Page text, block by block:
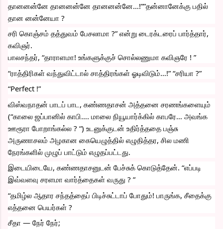
தானனன்னே தானனன்னே தானனன்னே…!””தன்னானேக்கு பதில்
தான னன்னேயா ?
சரி கொஞ்சம் தத்துவம் பேசலாமா ?” என்று டைரக்டரைப் பார்த்தார்,
கவிஞர்.
பாலசந்தர், “தாராளமா! உங்களுக்குச் சொல்லணுமா கவிஞரே ! ”
“ராத்திரிகள் வந்துவிட்டால் சாத்திரங்கள் ஓடிவிடும்…!” “சரியா ?”
“Perfect !”
விஸ்வநாதன் பாடப் பாட, கண்ணதாசன் அத்தனை சரணங்களையும்
(“காலை ஜப்பானில் காபி…. மாலை நியூயார்க்கில் காபரே… அவங்க
ஊரூரா போறாங்கல்ல ? “) உடனுக்குடன் உதிர்த்ததை பஞ்சு
அருணாசலம் அழகான கையெழுத்தில் எழுதித்தர, சில மணி
நேரங்களில் முழுப் பாட்டும் எழுதப்பட்டது.
இடையிடையே, கண்ணதாசனுடன் பேச்சுக் கொடுத்தேன். “எப்படி
இவ்வளவு சரளமா வார்த்தைகள் வருது ? ”
“தமிழ்ல ஆதார சந்தத்தைப் பிடிச்சுட்டாப் போதும்! பாருங்க, சீதைக்கு
எத்தனை பெயர்கள் ?
சீதா — நேர் நேர்;